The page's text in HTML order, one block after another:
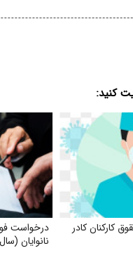
کنید:
کارکنان کادر
درخواست
نانوایان (سال ۱۴۰۴)